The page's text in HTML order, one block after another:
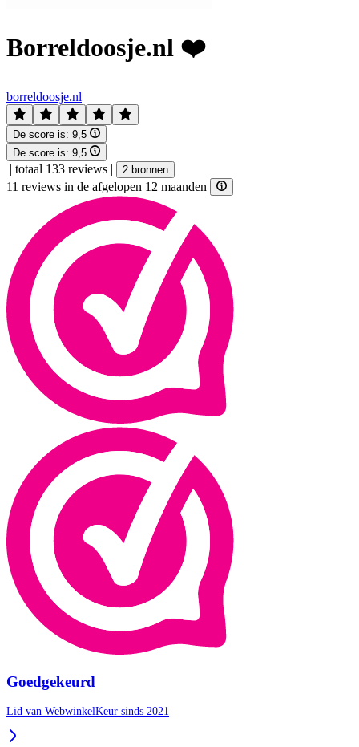
Borreldoosje.nl ❤️
borreldoosje.nl
De score is: 9,5
De score is: 9,5
| totaal 133 reviews | 2 bronnen
11 reviews in de afgelopen 12 maanden
Goedgekeurd
Lid van WebwinkelKeur sinds 2021